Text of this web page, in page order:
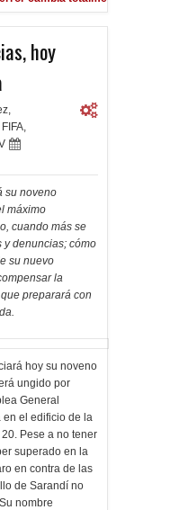
hoy
,
FIFA,
su noveno
máximo
cuando más se
y denuncias; cómo
su nuevo
la
preparará con
hoy su noveno
ungido por
General
el edificio de la
Pese a no tener
superado en la
en contra de las
de Sarandí no
nombre